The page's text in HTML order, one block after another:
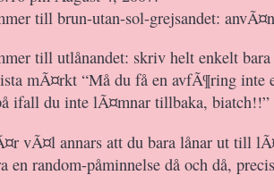
till brun-utan-sol-grejsandet:
till utlånandet: skriv helt enkelt
mÃ¤rkt “Må du få en avfÃ¶ring inte
ifall du inte lÃ¤mnar tillbaka, biatch!!”
vÃ¤l annars att du bara lånar ut till
en random-påminnelse då och då,